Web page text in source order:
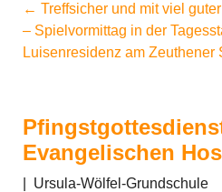
← Treffsicher und mit viel
– Spielvormittag in der
Luisenresidenz am Zeuthener
Evangelischen
Ursula-Wölfel-Grundschule